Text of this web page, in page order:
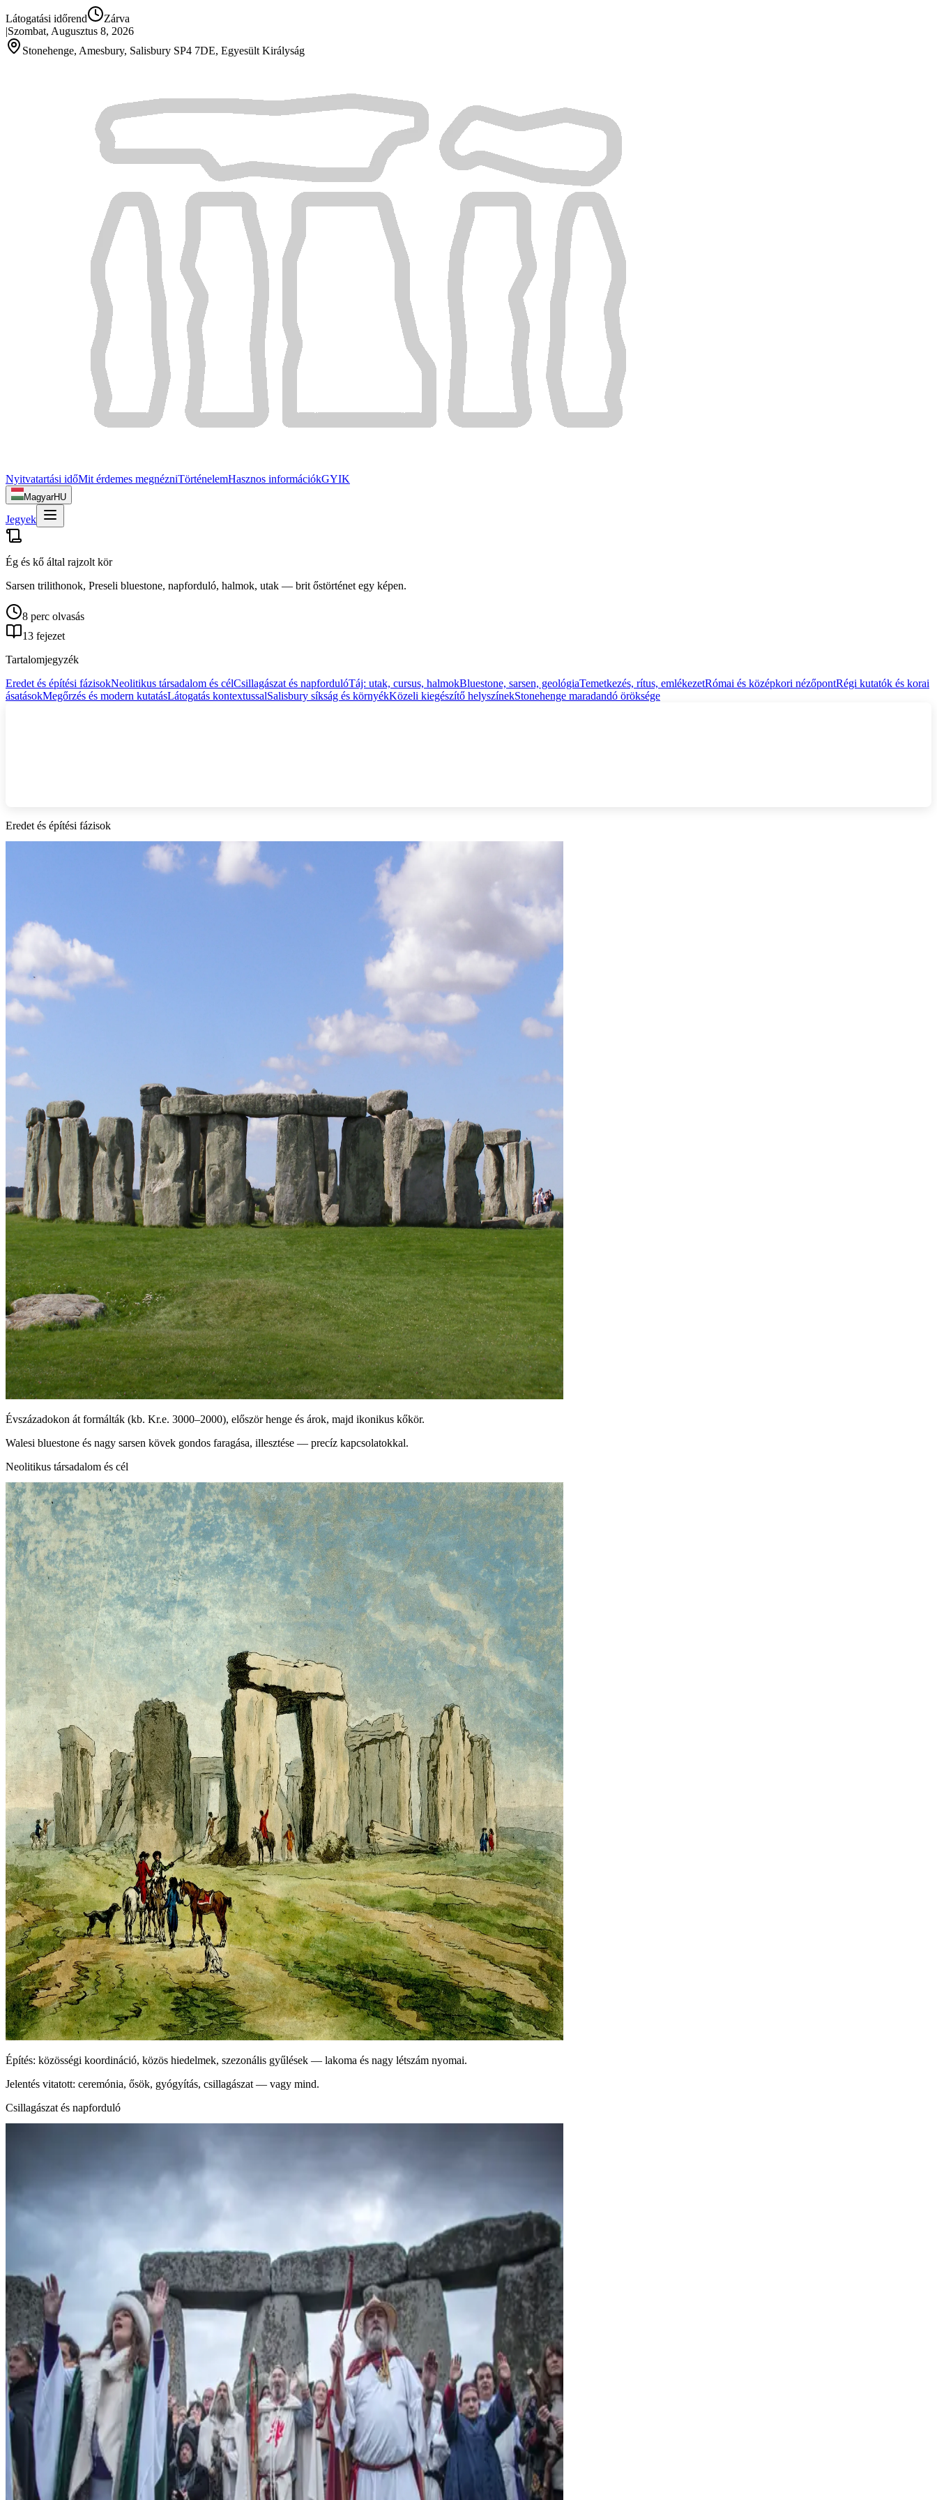
Látogatási időrend
Zárva
|Szombat, Augusztus 8, 2026
Stonehenge, Amesbury, Salisbury SP4 7DE, Egyesült Királyság
Nyitvatartási időMit érdemes megnézniTörténelemHasznos információkGYIK
MagyarHU
Jegyek
Ég és kő által rajzolt kör
Sarsen trilithonok, Preseli bluestone, napforduló, halmok, utak — brit őstörténet egy képen.
8 perc olvasás
13 fejezet
Tartalomjegyzék
Eredet és építési fázisokNeolitikus társadalom és célCsillagászat és napfordulóTáj: utak, cursus, halmokBluestone, sarsen, geológiaTemetkezés, rítus, emlékezetRómai és középkori nézőpontRégi kutatók és korai
ásatásokMegőrzés és modern kutatásLátogatás kontextussalSalisbury síkság és környékKözeli kiegészítő helyszínekStonehenge maradandó öröksége
Eredet és építési fázisok
Évszázadokon át formálták (kb. Kr.e. 3000–2000), először henge és árok, majd ikonikus kőkör.
Walesi bluestone és nagy sarsen kövek gondos faragása, illesztése — precíz kapcsolatokkal.
Neolitikus társadalom és cél
Építés: közösségi koordináció, közös hiedelmek, szezonális gyűlések — lakoma és nagy létszám nyomai.
Jelentés vitatott: ceremónia, ősök, gyógyítás, csillagászat — vagy mind.
Csillagászat és napforduló